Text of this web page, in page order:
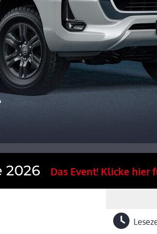
2026 Das Event! Klicke hier